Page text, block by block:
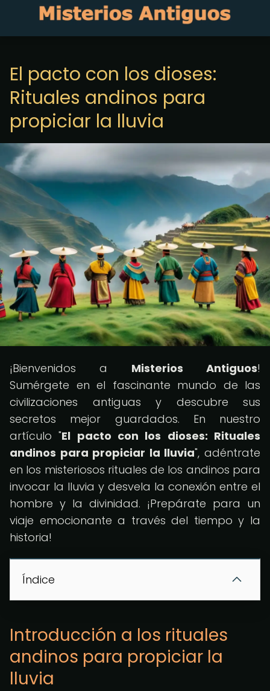
El pacto con los dioses:
Rituales andinos para
propiciar la lluvia
¡Bienvenidos a Misterios Antiguos!
Sumérgete en el fascinante mundo de las
civilizaciones antiguas y descubre sus
secretos mejor guardados. En nuestro
artículo "El pacto con los dioses: Rituales
andinos para propiciar la lluvia", adéntrate
en los misteriosos rituales de los andinos para
invocar la lluvia y desvela la conexión entre el
hombre y la divinidad. ¡Prepárate para un
viaje emocionante a través del tiempo y la
historia!
Índice
Introducción a los rituales
andinos para propiciar la
lluvia